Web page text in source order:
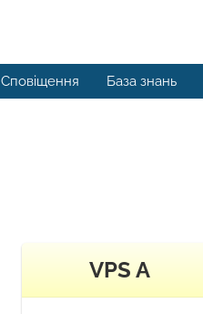
Сповіщення База знань
VPS A